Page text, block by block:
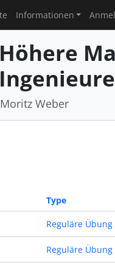
Informationen
Höhere
Moritz Weber
Type
Reguläre Übung
Reguläre Übung